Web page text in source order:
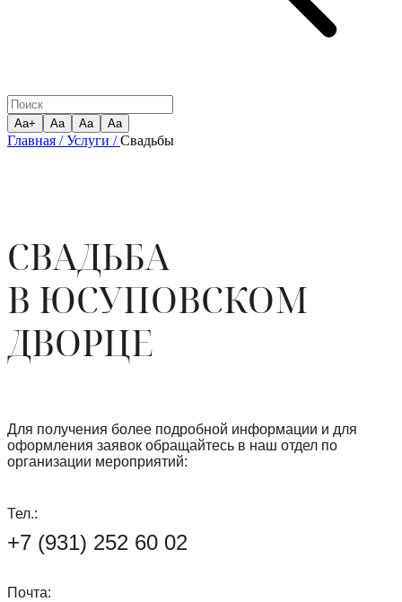
Aa+ Aa Aa Aa
Главная /Услуги /Свадьбы
СВАДЬБА
В ЮСУПОВСКОМ
ДВОРЦЕ
Для получения более подробной информации и для
оформления заявок обращайтесь в наш отдел по
организации мероприятий:
Тел.:
+7 (931) 252 60 02
Почта: